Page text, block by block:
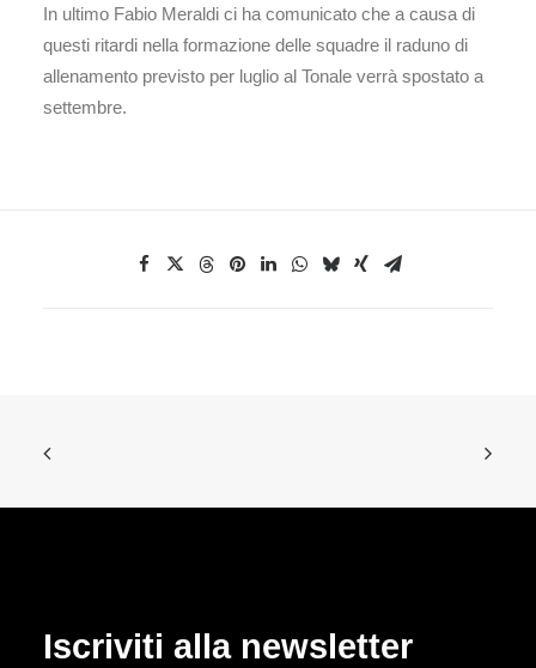
In ultimo Fabio Meraldi ci ha comunicato che a causa di
questi ritardi nella formazione delle squadre il raduno di
allenamento previsto per luglio al Tonale verrà spostato a
settembre.
Iscriviti alla newsletter